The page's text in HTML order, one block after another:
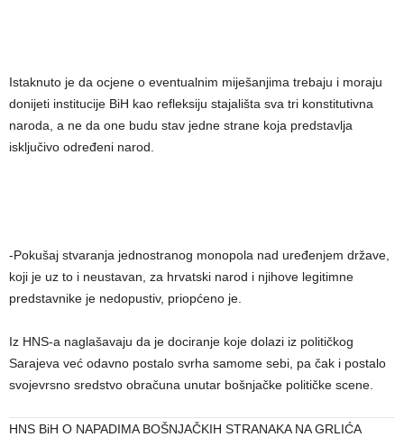
Istaknuto je da ocjene o eventualnim miješanjima trebaju i moraju
donijeti institucije BiH kao refleksiju stajališta sva tri konstitutivna
naroda, a ne da one budu stav jedne strane koja predstavlja
isključivo određeni narod.
-Pokušaj stvaranja jednostranog monopola nad uređenjem države,
koji je uz to i neustavan, za hrvatski narod i njihove legitimne
predstavnike je nedopustiv, priopćeno je.
Iz HNS-a naglašavaju da je dociranje koje dolazi iz političkog
Sarajeva već odavno postalo svrha samome sebi, pa čak i postalo
svojevrsno sredstvo obračuna unutar bošnjačke političke scene.
HNS BiH O NAPADIMA BOŠNJAČKIH STRANAKA NA GRLIĆA